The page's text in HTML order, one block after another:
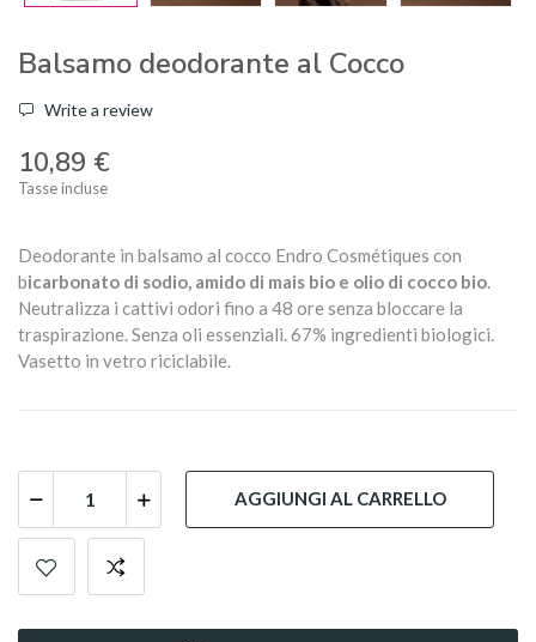
Balsamo deodorante al Cocco
Write a review
10,89 €
Tasse incluse
Deodorante in balsamo al cocco Endro Cosmétiques con
bicarbonato di sodio, amido di mais bio e olio di cocco bio.
Neutralizza i cattivi odori fino a 48 ore senza bloccare la
traspirazione. Senza oli essenziali. 67% ingredienti biologici.
Vasetto in vetro riciclabile.
AGGIUNGI AL CARRELLO